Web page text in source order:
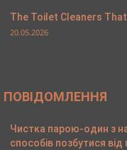
The Toilet Cleaners
20.05.2026
ПОВІДОМЛЕННЯ
Чистка парою-один з
способів позбутися від